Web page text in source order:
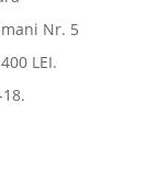
Nr. 5
LEI.
18.